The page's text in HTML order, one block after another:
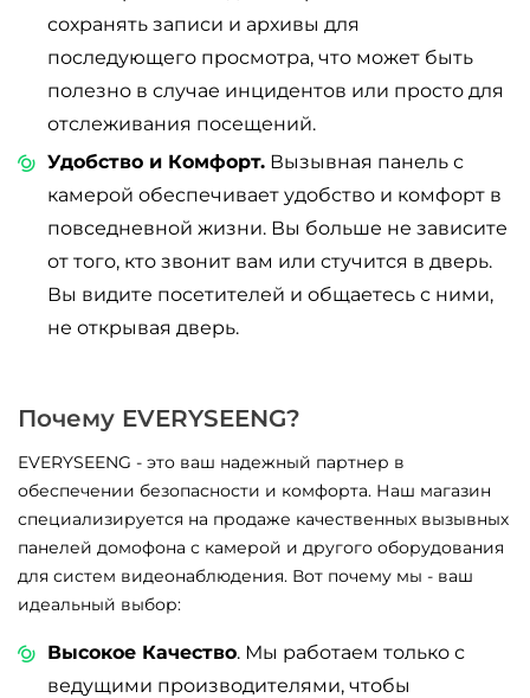
сохранять записи и архивы для
последующего просмотра, что может быть
полезно в случае инцидентов или просто для
отслеживания посещений.
Удобство и Комфорт. Вызывная панель с
камерой обеспечивает удобство и комфорт в
повседневной жизни. Вы больше не зависите
от того, кто звонит вам или стучится в дверь.
Вы видите посетителей и общаетесь с ними,
не открывая дверь.
Почему EVERYSEENG?
EVERYSEENG - это ваш надежный партнер в
обеспечении безопасности и комфорта. Наш магазин
специализируется на продаже качественных вызывных
панелей домофона с камерой и другого оборудования
для систем видеонаблюдения. Вот почему мы - ваш
идеальный выбор:
Высокое Качество. Мы работаем только с
ведущими производителями, чтобы